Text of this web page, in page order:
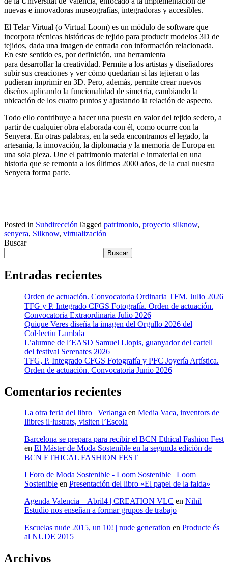
nuevas e innovadoras museografías, integradoras y accesibles.
El Telar Virtual (o Virtual Loom) es un módulo de software que
incorpora técnicas históricas de tejido para producir modelos 3D de
tejidos, dada una imagen de entrada con información relacionada.
En este sentido es, por definición, una herramienta
para desarrollar la creatividad. Permite a los artistas y diseñadores
subir sus creaciones y ver cómo quedarían si las tejieran o las
pudieran imprimir en 3D. Pero, además, permite crear nuevos
diseños aplicando la funcionalidad de simetría, cambiando la
ubicación de los cuatro puntos y ajustando la relación de aspecto.
Todo ello contribuye a hacer una puesta en valor del tejido sedero, a
partir de cualquier obra elaborada con él, como ocurre con la
Senyera. En otras palabras, en la seda encontramos el legado, la
artesanía, la innovación, la diplomacia y la memoria de Europa en
una sola pieza. Une el patrimonio material e inmaterial en una
historia que se remonta a los últimos 2000 años, de la cual nuestra
Senyera forma parte.
Posted in SubdirecciónTagged patrimonio, proyecto silknow,
senyera, Silknow, virtualización
Buscar
Buscar
Entradas recientes
Orden de actuación. Convocatoria Ordinaria TFM. Julio 2026
TFG y P. Integrado CFGS Fotografía. Orden de actuación.
Convocatoria Extraordinaria Julio 2026
Quique Veres diseña la imagen del Orgullo 2026 del
Col·lectiu Lambda
L’alumne de l’EASD Samuel Llopis, guanyador del cartell
del festival Serenates 2026
TFG, P. Integrado CFGS Fotografía y PFC Joyería Artística.
Orden de actuación. Convocatoria Junio 2026
Comentarios recientes
La otra feria del libro | Verlanga en Media Vaca, inventors de
llibres il·lustrats, visiten l’Escola
Barcelona se prepara para recibir el BCN Ethical Fashion Fest
en El Máster de Moda Sostenible en la segunda edición de
BCN ETHICAL FASHION FEST
I Foro de Moda Sostenible - Loom Sostenible | Loom
Sostenible en Presentación del libro «El papel de la falda»
Agenda Valencia – Abril4 | CREATION VLC en Nihil
Estudio nos enseñan a formar grupos de trabajo
Escuelas nude 2015, un 10! | nude generation en Producte és
al NUDE 2015
Archivos